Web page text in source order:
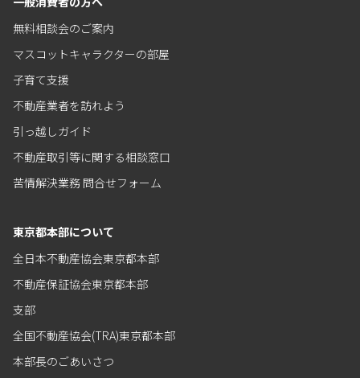
無料相談会のご案内
マスコットキャラクターの部屋
子育て支援
不動産業者を訪れよう
引っ越しガイド
不動産取引等に関する相談窓口
苦情解決業務 問合せフォーム
東京都本部について
全日本不動産協会東京都本部
不動産保証協会東京都本部
支部
全国不動産協会(TRA)東京都本部
本部長のごあいさつ